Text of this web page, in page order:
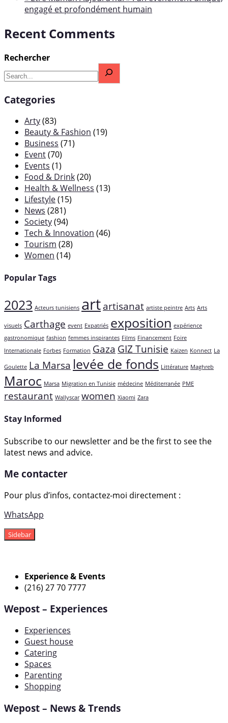
engagé et profondément humain
Recent Comments
Rechercher
Categories
Arty(83)
Beauty & Fashion (19)
Business (71)
Event(70)
Events (1)
Food & Drink(20)
Health & Wellness (13)
Lifestyle(15)
News (281)
Society(94)
Tech & Innovation (46)
Tourism (28)
Women (14)
Popular Tags
2023 Acteurs tunisiens artartisanat artiste peintre Arts Arts
visuels Carthage event Expatriés exposition expérience
gastronomique fashion femmes inspirantes Films Financement Foire
Internationale Forbes Formation Gaza GIZ Tunisie Kaizen Konnect La
Goulette La Marsa levée de fonds Littérature Maghreb
Maroc Marsa Migration en Tunisie médecine Méditerranée PME
restaurant Wallyscar women Xiaomi Zara
Stay Informed
Subscribe to our newsletter and be the first to see the
latest news and advice.
Me contacter
Pour plus d’infos, contactez-moi directement :
WhatsApp
Sidebar
Experience & Events
(216) 27 70 7777
Wepost – Experiences
Experiences
Guest house
Catering
Spaces
Parenting
Shopping
Wepost – News & Trends